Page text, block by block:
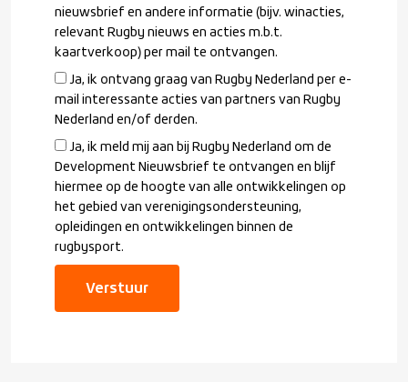
nieuwsbrief en andere informatie (bijv. winacties,
relevant Rugby nieuws en acties m.b.t.
kaartverkoop) per mail te ontvangen.
Ja, ik ontvang graag van Rugby Nederland per e-
mail interessante acties van partners van Rugby
Nederland en/of derden.
Ja, ik meld mij aan bij Rugby Nederland om de
Development Nieuwsbrief te ontvangen en blijf
hiermee op de hoogte van alle ontwikkelingen op
het gebied van verenigingsondersteuning,
opleidingen en ontwikkelingen binnen de
rugbysport.
Verstuur